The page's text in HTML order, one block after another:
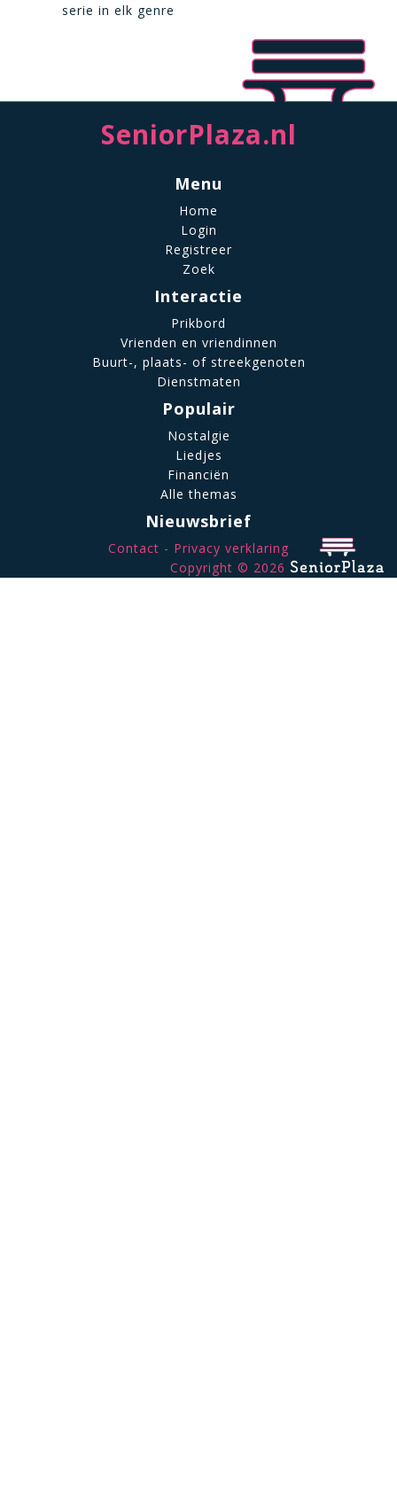
serie in elk genre
SeniorPlaza.nl
Menu
Home
Login
Registreer
Zoek
Interactie
Prikbord
Vrienden en vriendinnen
Buurt-, plaats- of streekgenoten
Dienstmaten
Populair
Nostalgie
Liedjes
Financiën
Alle themas
Nieuwsbrief
Contact
Privacy verklaring
Copyright © 2026